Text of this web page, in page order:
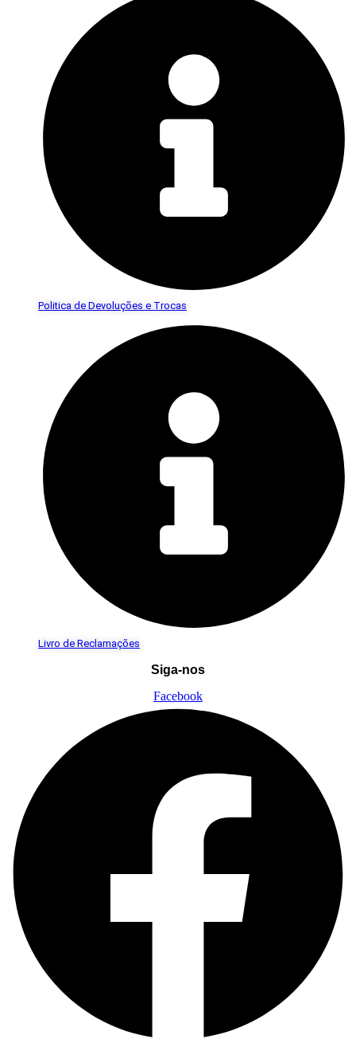
Politica de Devoluções e Trocas
Livro de Reclamações
Siga-nos
Facebook